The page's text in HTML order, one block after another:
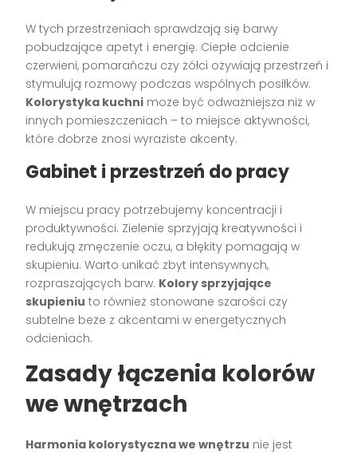
W tych przestrzeniach sprawdzają się barwy
pobudzające apetyt i energię. Ciepłe odcienie
czerwieni, pomarańczu czy żółci ożywiają przestrzeń i
stymulują rozmowy podczas wspólnych posiłków.
Kolorystyka kuchni może być odważniejsza niż w
innych pomieszczeniach – to miejsce aktywności,
które dobrze znosi wyraziste akcenty.
Gabinet i przestrzeń do pracy
W miejscu pracy potrzebujemy koncentracji i
produktywności. Zielenie sprzyjają kreatywności i
redukują zmęczenie oczu, a błękity pomagają w
skupieniu. Warto unikać zbyt intensywnych,
rozpraszających barw. Kolory sprzyjające
skupieniu to również stonowane szarości czy
subtelne beże z akcentami w energetycznych
odcieniach.
Zasady łączenia kolorów
we wnętrzach
Harmonia kolorystyczna we wnętrzu nie jest